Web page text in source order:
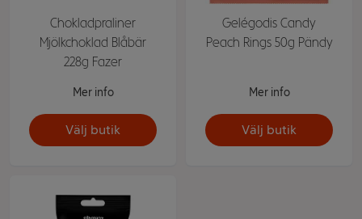
Chokladpraliner
Mjölkchoklad Blåbär
228g Fazer
Mer info
Välj butik
Gelégodis Candy
Peach Rings 50g Pändy
Mer info
Välj butik